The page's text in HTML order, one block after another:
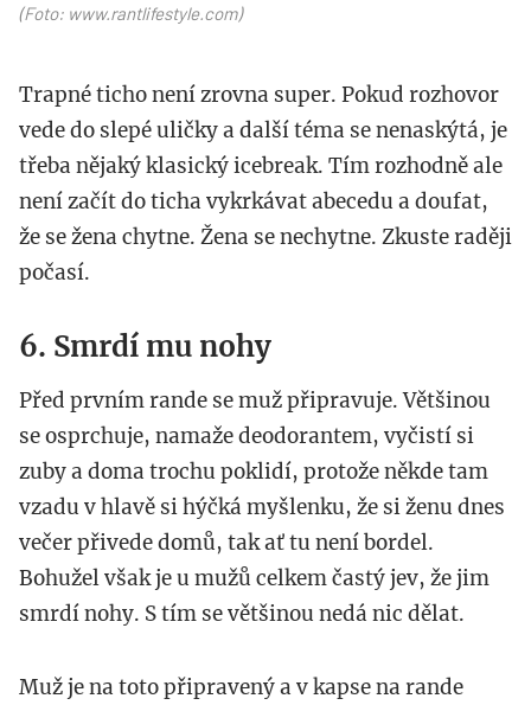
(Foto: www.rantlifestyle.com)
Trapné ticho není zrovna super. Pokud rozhovor
vede do slepé uličky a další téma se nenaskýtá, je
třeba nějaký klasický icebreak. Tím rozhodně ale
není začít do ticha vykrkávat abecedu a doufat,
že se žena chytne. Žena se nechytne. Zkuste raději
počasí.
6. Smrdí mu nohy
Před prvním rande se muž připravuje. Většinou
se osprchuje, namaže deodorantem, vyčistí si
zuby a doma trochu poklidí, protože někde tam
vzadu v hlavě si hýčká myšlenku, že si ženu dnes
večer přivede domů, tak ať tu není bordel.
Bohužel však je u mužů celkem častý jev, že jim
smrdí nohy. S tím se většinou nedá nic dělat.
Muž je na toto připravený a v kapse na rande